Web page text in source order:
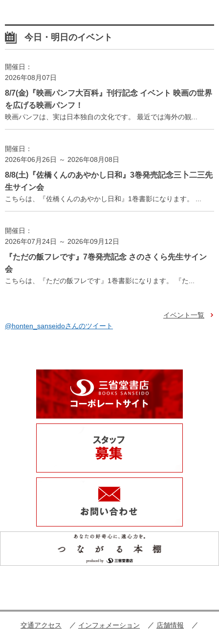
今日・明日のイベント
開催日：
2026年08月07日
8/7(金)『映画パンフ大百科』刊行記念 イベント 映画の世界
を広げる映画パンフ！
映画パンフは、実は日本独自の文化です。 最近では海外の観...
開催日：
2026年06月26日 ～ 2026年08月08日
8/8(土)『佐橋くんのあやかし日和』3巻発売記念三卜二三先
生サイン会
こちらは、『佐橋くんのあやかし日和』1巻書影になります。 ...
開催日：
2026年07月24日 ～ 2026年09月12日
『ただの飯フレです』7巻発売記念 さのさくら先生サイン
会
こちらは、『ただの飯フレです』1巻書影になります。 『た...
イベント一覧
@honten_sanseidoさんのツイート
交通アクセス インフォメーション
店舗情報